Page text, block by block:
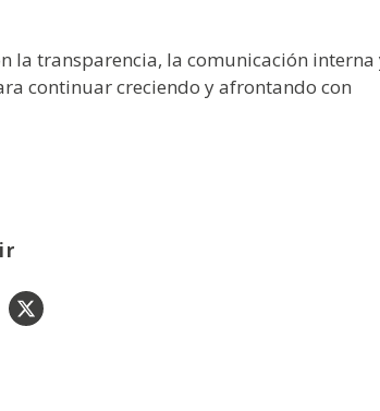
la transparencia, la comunicación interna
continuar creciendo y afrontando con
LinkedIn